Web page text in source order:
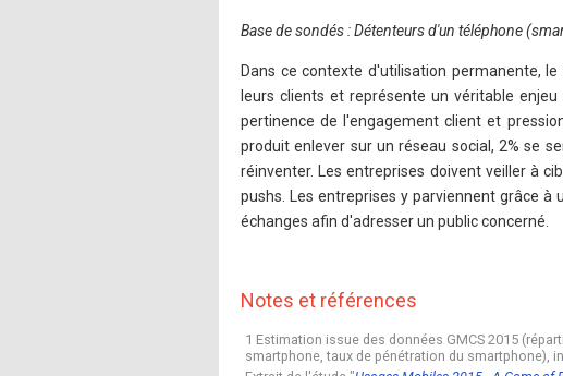
Base de sondés : Détenteurs d'un téléphone
Dans ce contexte d'utilisation permanente,
leurs clients et représente un véritable
pertinence de l'engagement client et
produit enlever sur un réseau social, 2% se
réinventer. Les entreprises doivent veiller à
pushs. Les entreprises y parviennent grâce
échanges afin d'adresser un public concerné.
Notes et références
1 Estimation issue des données GMCS 2015
smartphone, taux de pénétration du smartphone),